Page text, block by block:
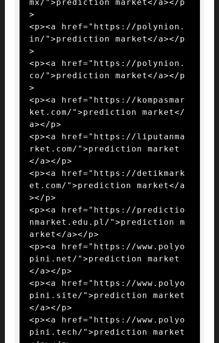
mx/">prediction market</a></p
>
<p><a href="https://polynion.
in/">prediction market</a></p
>
<p><a href="https://polynion.
co/">prediction market</a></p
>
<p><a href="https://kompasmar
ket.com/">prediction market</
a></p>
<p><a href="https://liputanma
rket.com/">prediction market
</a></p>
<p><a href="https://detikmark
et.com/">prediction market</a
></p>
<p><a href="https://predictio
nmarket.edu.pl/">prediction m
arket</a></p>
<p><a href="https://www.polyo
pini.net/">prediction market
</a></p>
<p><a href="https://www.polyo
pini.site/">prediction market
</a></p>
<p><a href="https://www.polyo
pini.tech/">prediction market